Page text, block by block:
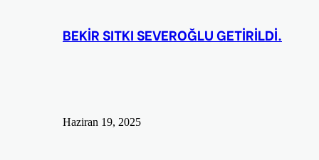
BEKİR SITKI SEVEROĞLU GETİRİLDİ.
Haziran 19, 2025